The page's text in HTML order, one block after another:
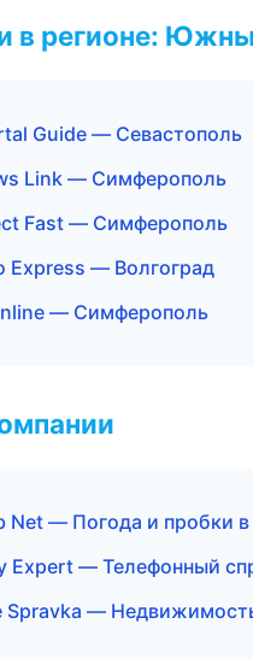
в регионе:
Guide — Севастополь
Link — Симферополь
Fast — Симферополь
Express — Волгоград
— Симферополь
Net — Погода и пробки
Expert — Телефонный
Spravka —